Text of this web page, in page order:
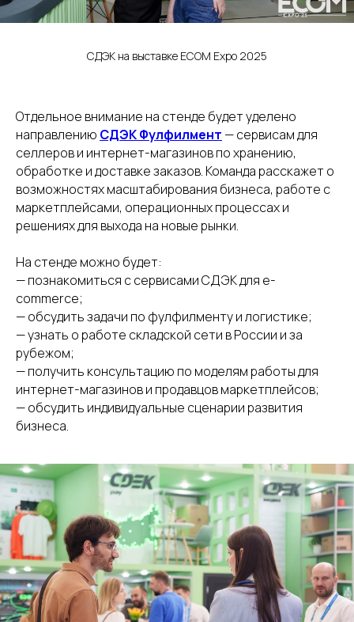
СДЭК на выставке ECOM Expo 2025
Отдельное внимание на стенде будет уделено
направлению СДЭК Фулфилмент — сервисам для
селлеров и интернет-магазинов по хранению,
обработке и доставке заказов. Команда расскажет о
возможностях масштабирования бизнеса, работе с
маркетплейсами, операционных процессах и
решениях для выхода на новые рынки.
На стенде можно будет:
— познакомиться с сервисами СДЭК для e-
commerce;
— обсудить задачи по фулфилменту и логистике;
— узнать о работе складской сети в России и за
рубежом;
— получить консультацию по моделям работы для
интернет-магазинов и продавцов маркетплейсов;
— обсудить индивидуальные сценарии развития
бизнеса.
sales@ffcdek.ru
Решения для
бизнеса
Доставка до
маркетплейсов
Все услуги
Фулфилмент для
маркетплейсов
СДЭК
Адреса складов
Тарифы
Блог
Акции
Новости
Международные
сайты
Партнёрская
программа